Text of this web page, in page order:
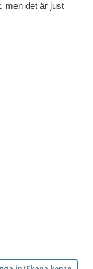
men det är just